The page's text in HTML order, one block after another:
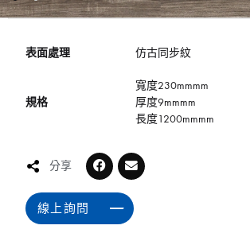
表面處理 仿古同步紋
規格
寬度230mmmm
厚度9mmmm
長度1200mmmm
分享
線上詢問